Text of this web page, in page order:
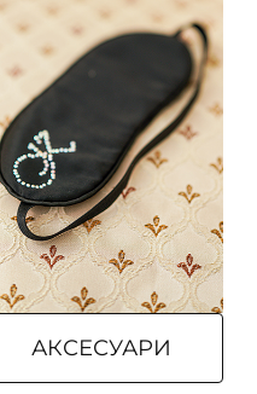
АКСЕСУАРИ